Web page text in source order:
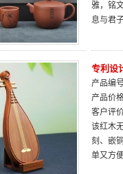
雅，铭
息与君
专利设
产品编
产品价
客户评
该红木
刻、嵌
单又方